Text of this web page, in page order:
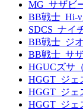
MG_サザビ
BB戦士_Hi-
SDCS_ナイ
BB戦士_ジ
BB戦士_サ
HGUCズサ
HGGT_ジェ
HGGT_ジェ
HGGT_ジェ